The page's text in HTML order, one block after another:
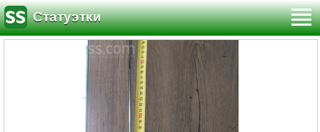
Статуэтки